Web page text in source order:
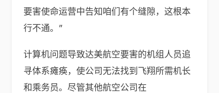
要害使命运营中告知咱们有个缝隙，这根本
行不通。”
计算机问题导致达美航空要害的机组人员追
寻体系瘫痪，使公司无法找到飞翔所需机长
和乘务员。尽管其他航空公司在